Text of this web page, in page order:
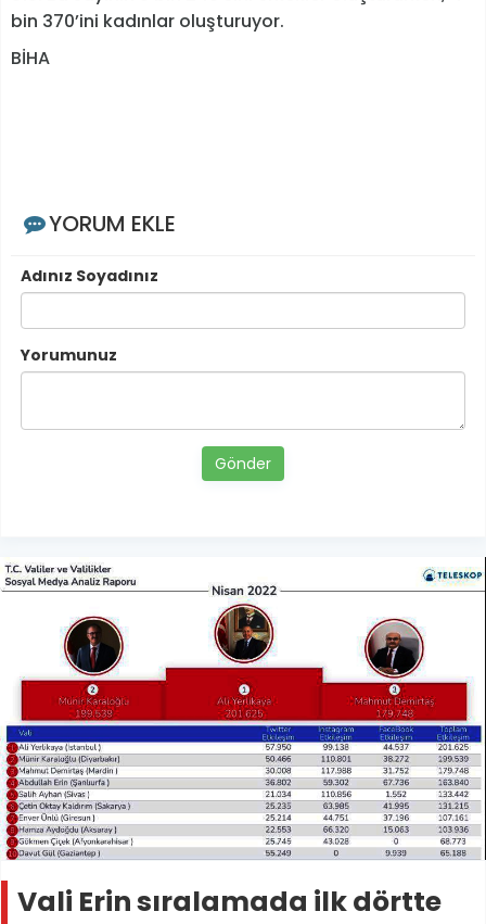
bin 370’ini kadınlar oluşturuyor.
BİHA
YORUM EKLE
Adınız Soyadınız
Yorumunuz
Gönder
Vali Erin sıralamada ilk dörtte